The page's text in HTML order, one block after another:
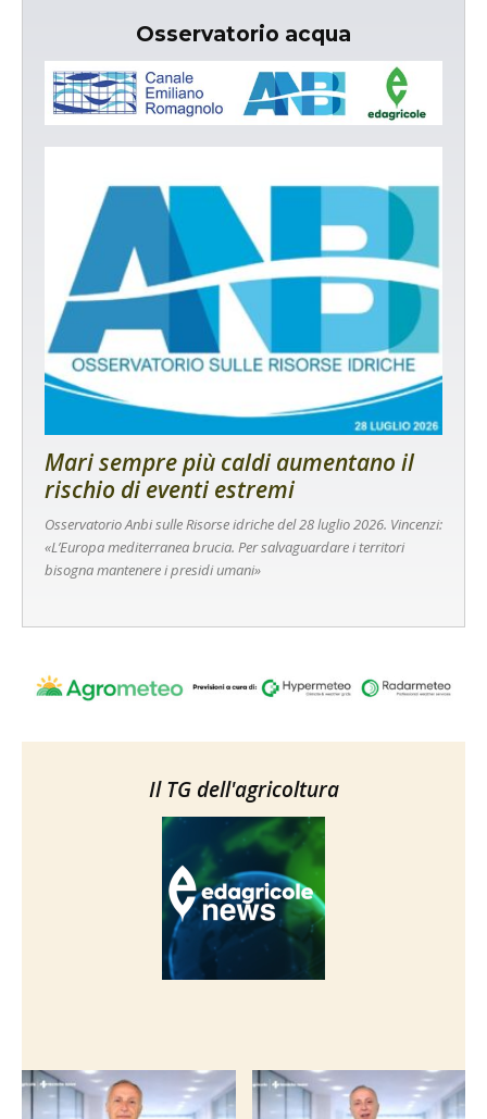
Osservatorio acqua
Mari sempre più caldi aumentano il
rischio di eventi estremi
Osservatorio Anbi sulle Risorse idriche del 28 luglio 2026. Vincenzi:
«L’Europa mediterranea brucia. Per salvaguardare i territori
bisogna mantenere i presidi umani»
Il TG dell'agricoltura